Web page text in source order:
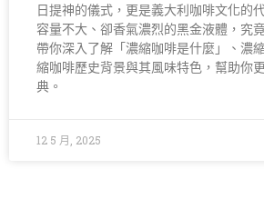
日提神的儀式，更是義大利咖啡文化的
容量不大、卻香氣濃烈的黑金液體，究
帶你深入了解「濃縮咖啡是什麼」、濃
縮咖啡歷史背景與其風味特色，幫助你
典。
12 5 月, 2025